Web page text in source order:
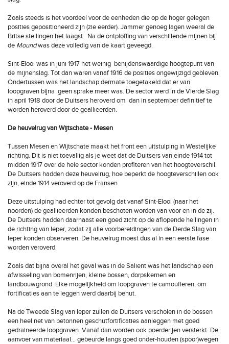
Zoals steeds is het voordeel voor de eenheden die op de hoger gelegen
posities gepositioneerd zijn (zie eerder). Jammer genoeg lagen weeral de
Britse stellingen het laagst. Na de ontploffing van verschillende mijnen bij
de Moundwas deze volledig van de kaart geveegd.
Sint-Elooi was in juni 1917 het weinig benijdenswaardige hoogtepunt van
de mijnenslag. Tot dan waren vanaf 1916 de posities ongewijzigd gebleven.
Ondertussen was het landschap dermate toegetakeld dat er van
loopgraven bijna geen sprake meer was. De sector werd in de Vierde Slag
in april 1918 door de Duitsers heroverd om dan in september definitief te
worden heroverd door de geallieerden.
De heuvelrug van Wijtschate - Mesen
Tussen Mesen en Wijtschate maakt het front een uitstulping in Westelijke
richting. Dit is niet toevallig als je weet dat de Duitsers van einde 1914 tot
midden 1917 over de hele sector konden profiteren van het hoogteverschil.
De Duitsers hadden deze heuvelrug, hoe beperkt de hoogteverschillen ook
zijn, einde 1914 veroverd op de Fransen.
Deze uitstulping had echter tot gevolg dat vanaf Sint-Elooi (naar het
noorden) de geallieerden konden beschoten worden van voor en in de zij.
De Duitsers hadden daarnaast een goed zicht op de aflopende hellingen in
de richting van Ieper, zodat zij alle voorbereidingen van de Derde Slag van
Ieper konden observeren. De heuvelrug moest dus al in een eerste fase
worden veroverd.
Zoals dat bijna overal het geval was in de Salient was het landschap een
afwisseling van bomenrijen, kleine bossen, dorpskernen en
landbouwgrond. Elke mogelijkheid om loopgraven te camoufleren, om
fortificaties aan te leggen werd daarbij benut.
Na de Tweede Slag van Ieper zullen de Duitsers verscholen in de bossen
een heel net van betonnen geschutfortificaties aanleggen met goed
gedraineerde loopgraven. Vanaf dan worden ook boerderijen versterkt. De
aanvoer van materiaal… gebeurde langs goed onder-houden (spoor)wegen